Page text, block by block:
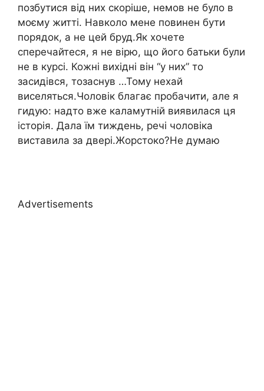
позбутися від них скоріше, немов не було в
моєму житті. Навколо мене повинен бути
порядок, а не цей бруд.Як хочете
сперечайтеся, я не вірю, що його батьки були
не в курсі. Кожні вихідні він “у них” то
засидівся, тозаснув …Тому нехай
виселяться.Чоловік благає пробачити, але я
гидую: надто вже каламутній виявилася ця
історія. Дала їм тиждень, речі чоловіка
виставила за двері.Жорстоко?Не думаю
Advertisements